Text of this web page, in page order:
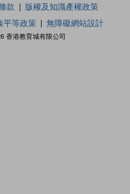
香港教育城有限公司
款
版權及知識產權政策
平等政策 無障礙網站設計